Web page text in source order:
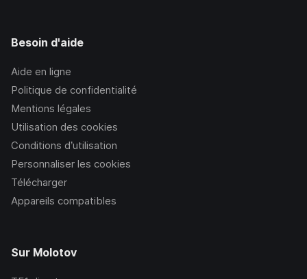
Besoin d'aide
Aide en ligne
Politique de confidentialité
Mentions légales
Utilisation des cookies
Conditions d’utilisation
Personnaliser les cookies
Télécharger
Appareils compatibles
Sur Molotov